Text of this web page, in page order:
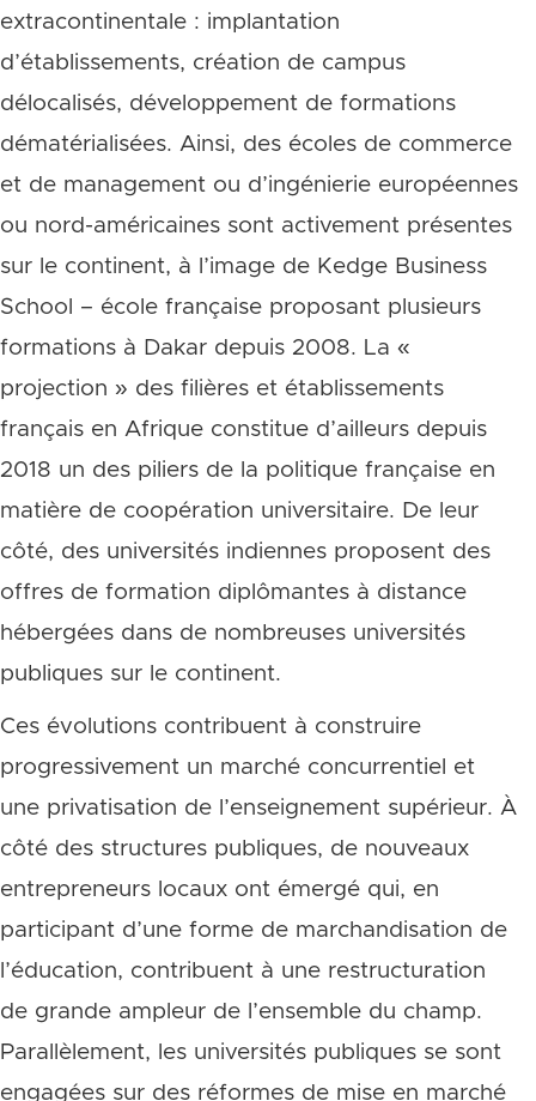
extracontinentale : implantation
d’établissements, création de campus
délocalisés, développement de formations
dématérialisées. Ainsi, des écoles de commerce
et de management ou d’ingénierie européennes
ou nord-américaines sont activement présentes
sur le continent, à l’image de Kedge Business
School – école française proposant plusieurs
formations à Dakar depuis 2008. La «
projection » des filières et établissements
français en Afrique constitue d’ailleurs depuis
2018 un des piliers de la politique française en
matière de coopération universitaire. De leur
côté, des universités indiennes proposent des
offres de formation diplômantes à distance
hébergées dans de nombreuses universités
publiques sur le continent.
Ces évolutions contribuent à construire
progressivement un marché concurrentiel et
une privatisation de l’enseignement supérieur. À
côté des structures publiques, de nouveaux
entrepreneurs locaux ont émergé qui, en
participant d’une forme de marchandisation de
l’éducation, contribuent à une restructuration
de grande ampleur de l’ensemble du champ.
Parallèlement, les universités publiques se sont
engagées sur des réformes de mise en marché